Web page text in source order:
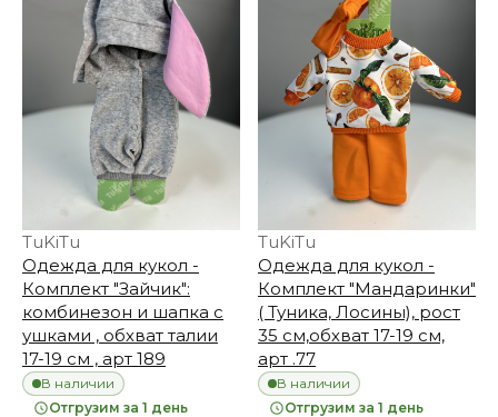
TuKiTu
Одежда для кукол -
Комплект "Зайчик":
комбинезон и шапка с
ушками , обхват талии
17-19 см , арт 189
В наличии
Отгрузим за 1 день
TuKiTu
Одежда для кукол -
Комплект "Мандаринки"
( Туника, Лосины), рост
35 см,обхват 17-19 см,
арт .77
В наличии
Отгрузим за 1 день